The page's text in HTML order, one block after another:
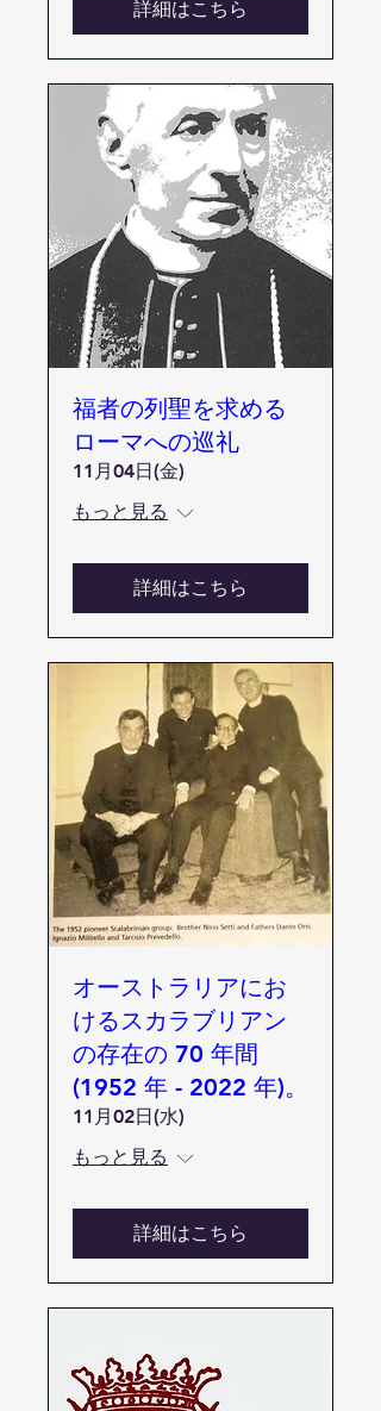
詳細はこちら
福者の列聖を求める
ローマへの巡礼
11月04日(金)
もっと見る
詳細はこちら
オーストラリアにお
けるスカラブリアン
の存在の 70 年間
(1952 年 - 2022 年)。
11月02日(水)
もっと見る
詳細はこちら